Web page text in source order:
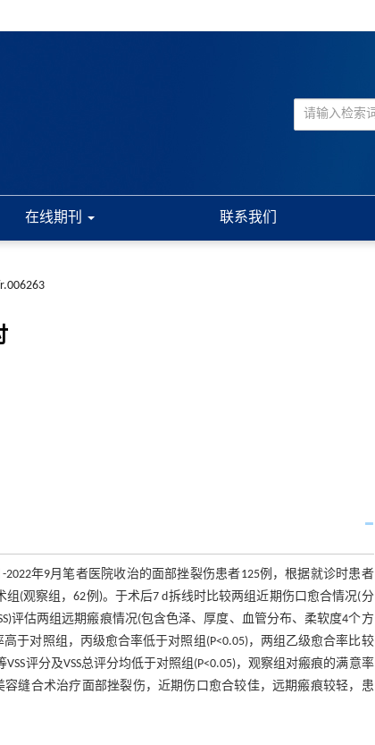
在线期刊 联系我们
年9月笔者医院收治的面部挫裂伤患者125例，根据就诊时患者
(观察组，62例)。于术后7 d拆线时比较两组近期伤口愈合情况(分
评估两组远期瘢痕情况(包含色泽、厚度、血管分布、柔软度4个方
于对照组，丙级愈合率低于对照组(P<0.05)，两组乙级愈合率比较
评分及VSS总评分均低于对照组(P<0.05)，观察组对瘢痕的满意率
容缝合术治疗面部挫裂伤，近期伤口愈合较佳，远期瘢痕较轻，患